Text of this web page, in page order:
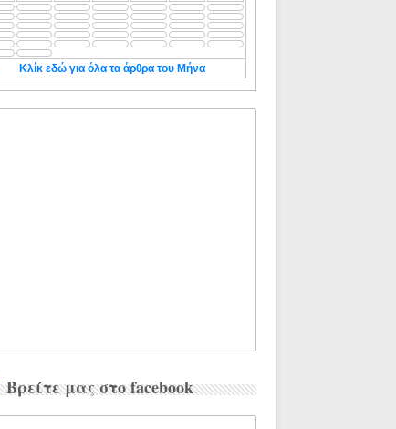
Κλίκ εδώ για όλα τα άρθρα του Μήνα
Βρείτε μας στο facebook